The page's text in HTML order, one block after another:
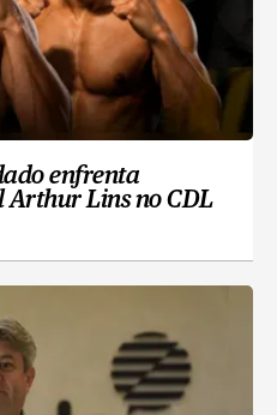
enfrenta
Lins no CDL